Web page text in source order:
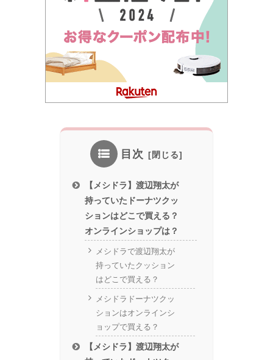
目次
【メシドラ】渡辺翔太が
持っていたドーナツクッ
ションはどこで買える？
オンラインショップは？
メシドラで渡辺翔太が
持っていたクッション
はどこで買える？
メシドラドーナツクッ
ションはオンラインシ
ョップで買える？
【メシドラ】渡辺翔太が